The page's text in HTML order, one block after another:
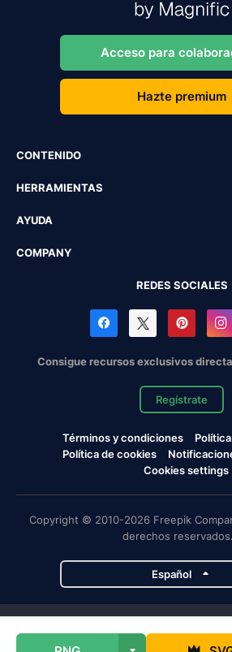
Acceso para
Hazte premium
CONTENIDO
HERRAMIENTAS
AYUDA
COMPANY
REDES SOCIALES
Consigue recursos exclusivos
Regístrate
Términos y condiciones
Política de cookies
Cookies settings
Copyright © 2010-2026 Freepik
derechos reservados.
Español